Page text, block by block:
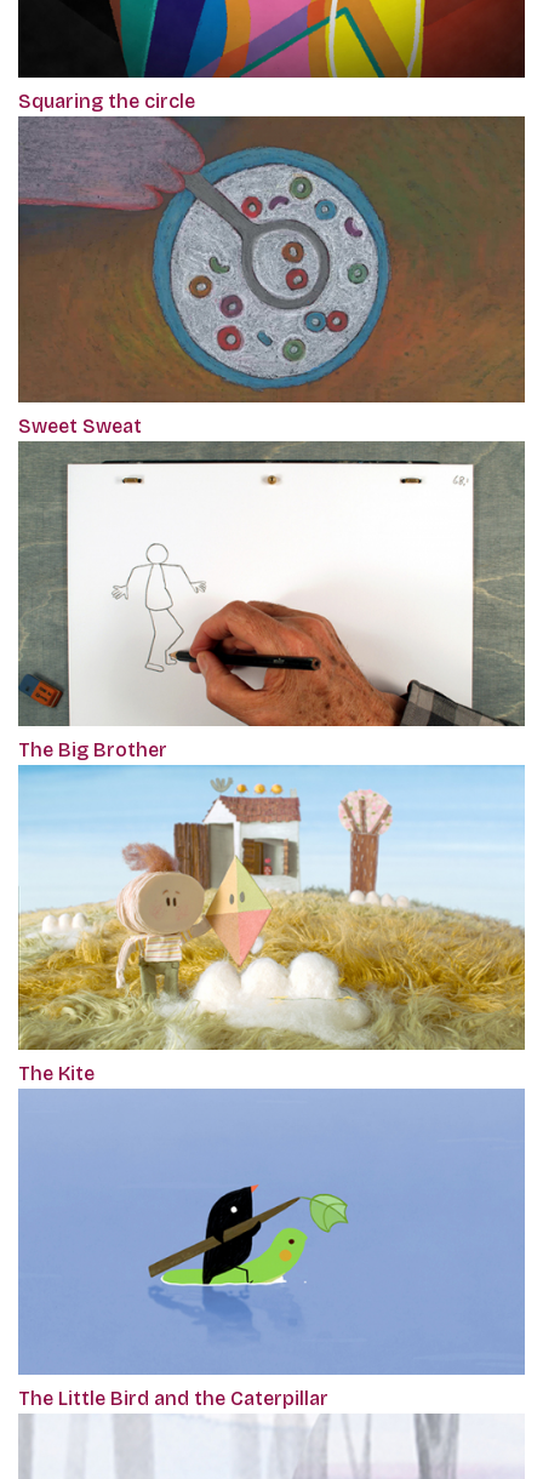
Squaring the circle
Sweet Sweat
The Big Brother
The Kite
The Little Bird and the Caterpillar